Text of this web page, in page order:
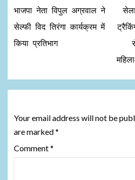
भाजपा नेता विपुल अग्रवाल ने
सेल्फी विद तिरंगा कार्यक्रम में
किया प्रतिभाग
Your email address will not be
are marked*
Comment*